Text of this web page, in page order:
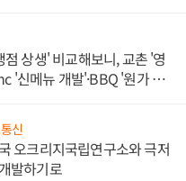
상생' 비교해보니, 교촌 '영
'신메뉴 개발'·BBQ '원가 부
신
오크리지국립연구소와 극저
발하기로